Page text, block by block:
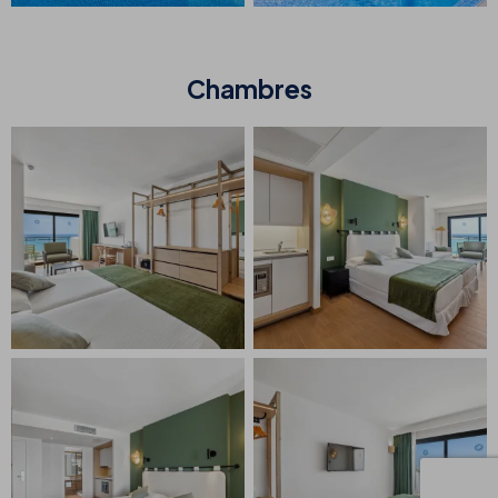
Chambres